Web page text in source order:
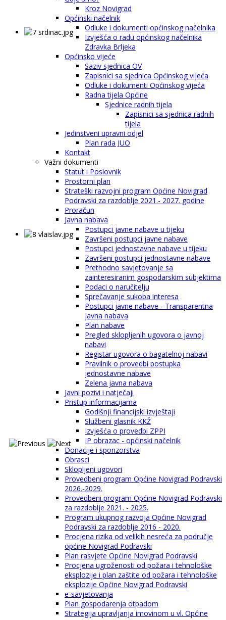
Kroz Novigrad
Općinski načelnik
Odluke i dokumenti općinskog načelnika
Izvješća o radu općinskog načelnika
Zdravka Brljeka
Općinsko vijeće
Saziv sjednica OV
Zapisnici sa sjednica Općinskog vijeća
Odluke i dokumenti Općinskog vijeća
Radna tijela Općine
Sjednice radnih tijela
Zapisnici sa sjednica radnih
tijela
Jedinstveni upravni odjel
Plan rada JUO
Kontakt
Važni dokumenti
Statut i Poslovnik
Prostorni plan
Strateški razvojni program Općine Novigrad
Podravski za razdoblje 2021.- 2027. godine
Proračun
Javna nabava
Postupci javne nabave u tijeku
Završeni postupci javne nabave
Postupci jednostavne nabave u tijeku
Završeni postupci jednostavne nabave
Prethodno savjetovanje sa
zainteresiranim gospodarskim subjektima
Podaci o naručitelju
Sprečavanje sukoba interesa
Postupci javne nabave - Transparentna
javna nabava
Plan nabave
Pregled sklopljenih ugovora o javnoj
nabavi
Registar ugovora o bagatelnoj nabavi
Pravilnik o provedbi postupka
jednostavne nabave
Zelena javna nabava
Javni pozivi i natječaji
Pristup informacijama
Godišnji financijski izvještaji
Službeni glasnik KKŽ
Izvješća o provedbi ZPPI
IP obrazac - općinski načelnik
Donacije i sponzorstva
Obrasci
Sklopljeni ugovori
Provedbeni program Općine Novigrad Podravski
2026.-2029.
Provedbeni program Općine Novigrad Podravski
za razdoblje 2021. - 2025.
Program ukupnog razvoja Općine Novigrad
Podravski za razdoblje 2016 - 2020.
Procjena rizika od velikih nesreća za područje
općine Novigrad Podravski
Plan rasvjete Općine Novigrad Podravski
Procjena ugroženosti od požara i tehnološke
eksplozije i plan zaštite od požara i tehnološke
eksplozije Općine Novigrad Podravski
e-savjetovanja
Plan gospodarenja otpadom
Strategija upravljanja imovinom u vl. Općine